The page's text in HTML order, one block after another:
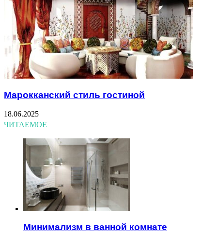
Марокканский стиль гостиной
18.06.2025
ЧИТАЕМОЕ
Минимализм в ванной комнате